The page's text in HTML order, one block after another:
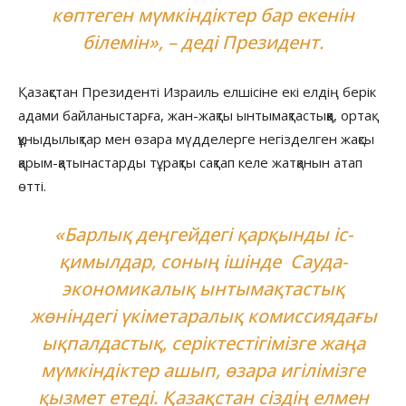
көптеген мүмкіндіктер бар екенін
білемін», – деді Президент.
Қазақстан Президенті Израиль елшісіне екі елдің берік
адами байланыстарға, жан-жақты ынтымақтастыққа, ортақ
құныдылықтар мен өзара мүдделерге негізделген жақсы
қарым-қатынастарды тұрақты сақтап келе жатқанын атап
өтті.
«Барлық деңгейдегі қарқынды іс-
қимылдар, соның ішінде Сауда-
экономикалық ынтымақтастық
жөніндегі үкіметаралық комиссиядағы
ықпалдастық, серіктестігімізге жаңа
мүмкіндіктер ашып, өзара игілімізге
қызмет етеді. Қазақстан сіздің елмен